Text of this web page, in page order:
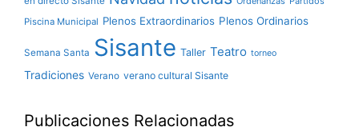
Piscina Municipal Plenos Extraordinarios Plenos Ordinarios
Semana Santa Sisante Taller Teatro torneo
Tradiciones Verano verano cultural Sisante
Publicaciones Relacionadas